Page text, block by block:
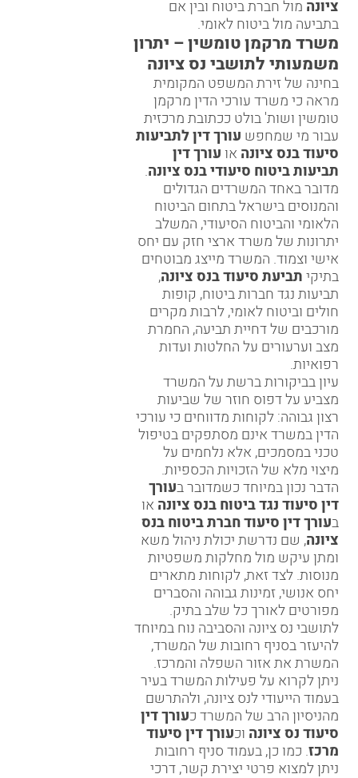
ציונה מול חברת ביטוח ובין אם
בתביעה מול ביטוח לאומי.
משרד מרקמן טומשין – יתרון
משמעותי לתושבי נס ציונה
בחינה של זירת המשפט המקומית
מראה כי משרד עורכי הדיןמרקמן
טומשין ושות'בולט ככתובת מרכזית
עבור מי שמחפש עורך דין לתביעות
סיעוד בנס ציונה או עורך דין
תביעות ביטוח סיעודי בנס ציונה.
מדובר באחד המשרדים הגדולים
והמנוסים בישראל בתחום הביטוח
הלאומי והביטוח הסיעודי, המשלב
יתרונות של משרד ארצי חזק עם יחס
אישי וצמוד. המשרד מייצג מבוטחים
בתיקיתביעת סיעוד בנס ציונה,
תביעות נגד חברות ביטוח, קופות
חולים וביטוח לאומי, לרבות מקרים
מורכבים של דחיית תביעה, החמרת
מצב וערעורים על החלטות ועדות
רפואיות.
עיון בביקורות ברשת על המשרד
מצביע על דפוס חוזר של שביעות
רצון גבוהה: לקוחות מדווחים כי עורכי
הדין במשרד אינם מסתפקים בטיפול
טכני במסמכים, אלא נלחמים על
מיצוי מלא של הזכויות הכספיות.
הדבר נכון במיוחד כשמדובר בעורך
דין סיעוד נגד ביטוח בנס ציונה או
בעורך דין סיעוד חברת ביטוח בנס
ציונה, שם נדרשת יכולת ניהול משא
ומתן עיקש מול מחלקות משפטיות
מנוסות. לצד זאת, לקוחות מתארים
יחס אנושי, זמינות גבוהה והסברים
מפורטים לאורך כל שלב בתיק.
לתושבי נס ציונה והסביבה נוח במיוחד
להיעזר בסניף רחובות של המשרד,
המשרת את אזור השפלה והמרכז.
ניתן לקרוא על פעילות המשרד בעיר
בעמוד הייעודי לנס ציונה, ולהתרשם
מהניסיון הרב של המשרד כעורך דין
סיעוד נס ציונה וכעורך דין סיעוד
מרכז. כמו כן, בעמודסניף רחובות
ניתן למצוא פרטי יצירת קשר, דרכי